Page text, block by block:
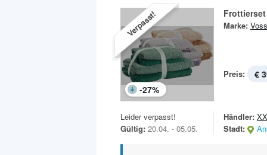
Verpasst!
-27%
Marke:
Preis: €
Leider verpasst!
Gültig: 20.04. - 05.05.
Händler:
Stadt: